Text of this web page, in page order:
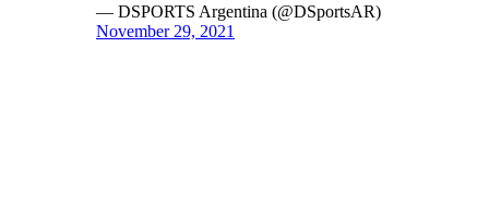
— DSPORTS Argentina (@DSportsAR)
November 29, 2021